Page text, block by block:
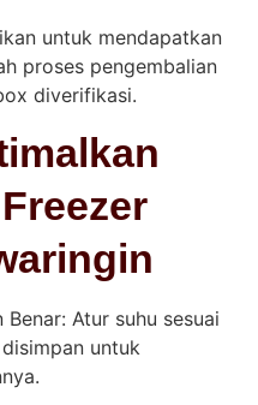
untuk mendapatkan
proses pengembalian
diverifikasi.
Atur suhu sesuai
untuk